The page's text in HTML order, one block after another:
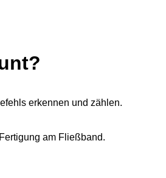
erkennen und zählen.
am Fließband.